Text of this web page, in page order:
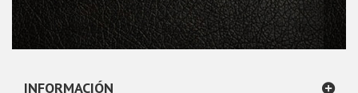
INFORMACIÓN